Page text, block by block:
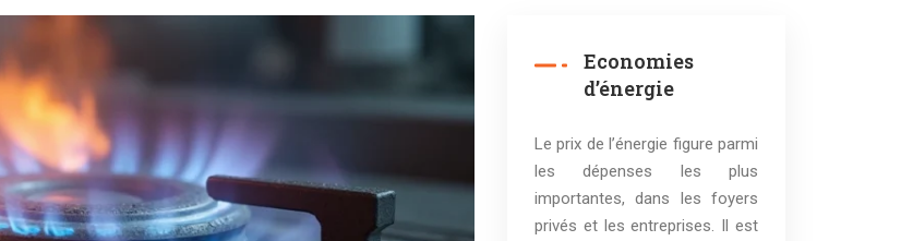
Economies
d’énergie
Le prix de l’énergie figure parmi
les dépenses les plus
importantes, dans les foyers
privés et les entreprises. Il est